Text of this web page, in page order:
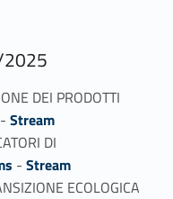
DEI PRODOTTI
- Stream
DI
- Stream
ECOLOGICA